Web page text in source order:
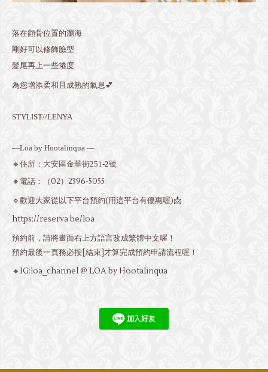
落在顴骨位置的瀏海
剛好可以修飾臉型
髮尾再上一些捲度
為您增添柔和且成熟的氣息💕
STYLIST//LENYA
—Loa by Hootalinqua —
🔹住所：大安區金華街251-2號
🔸電話：
（02）2396-5055
🔹歡迎大家從以下平台預約(用這平台有優惠喔)📩
https://reserva.be/loa
預約前，請將畫面右上方語言改成繁體中文喔！
預約最後一頁務必按[結束]才算完成預約申請流程喔！
🔸IG:loa_channel @ LOA by Hootalinqua